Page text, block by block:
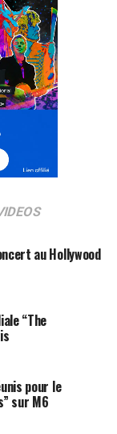
au Hollywood
“The
pour le
sur M6